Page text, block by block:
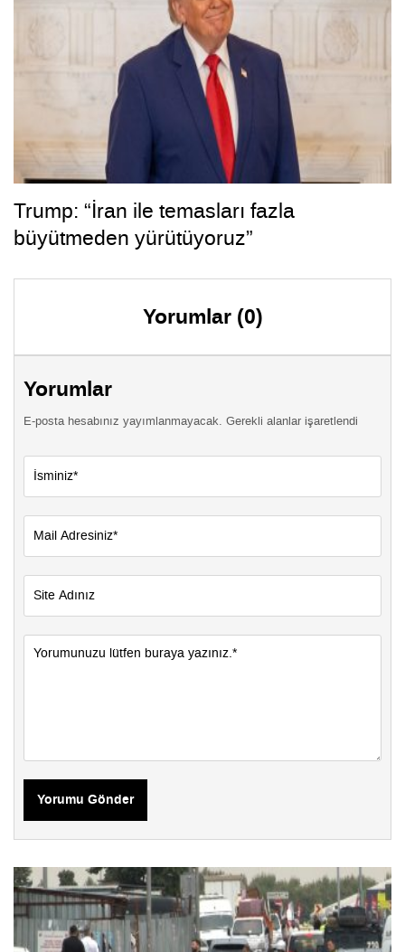
Trump: “İran ile temasları fazla
büyütmeden yürütüyoruz”
Yorumlar (0)
Yorumlar
E-posta hesabınız yayımlanmayacak. Gerekli alanlar işaretlendi
Yorumu Gönder